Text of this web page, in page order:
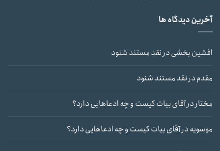
آخرین دیدگاه ها
افشین بخشیدرنقد مستند شنود
مقدمدرنقد مستند شنود
مختاردرآقای بیات کیست و چه ادعاهایی دارد؟
موسویهدرآقای بیات کیست و چه ادعاهایی دارد؟